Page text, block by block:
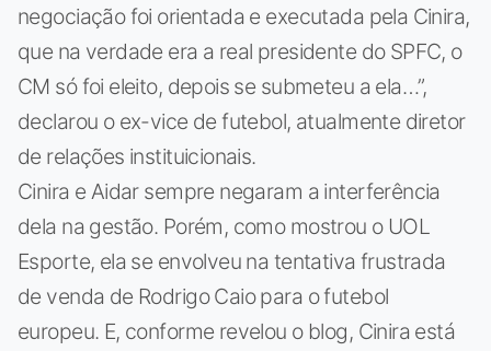
negociação foi orientada e executada pela Cinira,
que na verdade era a real presidente do SPFC, o
CM só foi eleito, depois se submeteu a ela…”,
declarou o ex-vice de futebol, atualmente diretor
de relações instituicionais.
Cinira e Aidar sempre negaram a interferência
dela na gestão. Porém, como mostrou o UOL
Esporte, ela se envolveu na tentativa frustrada
de venda de Rodrigo Caio para o futebol
europeu. E, conforme revelou o blog, Cinira está